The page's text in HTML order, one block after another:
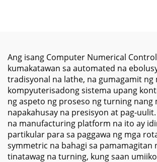
Ang isang Computer Numerical
kumakatawan sa automated na
tradisyonal na lathe, na gumagamit ng
kompyuterisadong sistema upang
ng aspeto ng proseso ng turning nang
napakahusay na presisyon at pag-
na manufacturing platform na ito ay
partikular para sa paggawa ng mga
symmetric na bahagi sa pamamagitan
tinatawag na turning, kung saan